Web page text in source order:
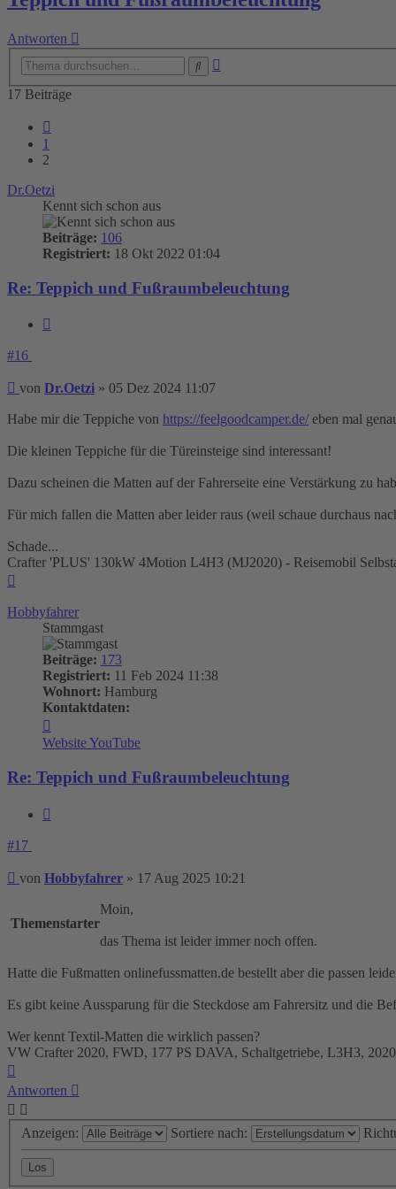
Antworten
17 Beiträge
1
2
Dr.Oetzi
Kennt sich schon aus
Beiträge: 106
Registriert: 18 Okt 2022 01:04
Re: Teppich und Fußraumbeleuchtung
#16
Beitrag
von Dr.Oetzi » 05 Dez 2024 11:07
Habe mir die Teppiche von https://feelgoodcamper.de/ eben mal
Die kleinen Teppiche für die Türeinsteige sind interessant!
Dazu scheinen die Matten auf der Fahrerseite eine Verstärkung zu
Für mich fallen die Matten aber leider raus (weil schaue durchaus
Schade...
Crafter 'PLUS' 130kW 4Motion L4H3 (MJ2020) - Reisemobil
Hobbyfahrer
Stammgast
Beiträge: 173
Registriert: 11 Feb 2024 11:38
Wohnort: Hamburg
Kontaktdaten:
von
Hobbyfahrer
WebsiteYouTube
Re: Teppich und Fußraumbeleuchtung
#17
Beitrag
von Hobbyfahrer » 17 Aug 2025 10:21
Themenstarter
Moin,
das Thema ist leider immer noch offen.
Hatte die Fußmatten onlinefussmatten.de bestellt aber die passen
Es gibt keine Aussparung für die Steckdose am Fahrersitz und die
Wer kennt Textil-Matten die wirklich passen?
VW Crafter 2020, FWD, 177 PS DAVA, Schaltgetriebe, L3H3,
Antworten
Anzeigen: Sortiere nach: